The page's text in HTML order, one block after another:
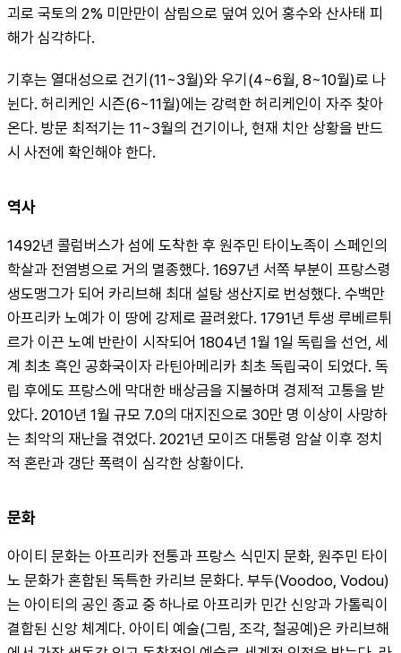
괴로 국토의 2% 미만만이 삼림으로 덮여 있어 홍수와 산사태 피
해가 심각하다.
기후는 열대성으로 건기(11~3월)와 우기(4~6월, 8~10월)로 나
뉜다. 허리케인 시즌(6~11월)에는 강력한 허리케인이 자주 찾아
온다. 방문 최적기는 11~3월의 건기이나, 현재 치안 상황을 반드
시 사전에 확인해야 한다.
역사
1492년 콜럼버스가 섬에 도착한 후 원주민 타이노족이 스페인의
학살과 전염병으로 거의 멸종했다. 1697년 서쪽 부분이 프랑스령
생도맹그가 되어 카리브해 최대 설탕 생산지로 번성했다. 수백만
아프리카 노예가 이 땅에 강제로 끌려왔다. 1791년 투생 루베르튀
르가 이끈 노예 반란이 시작되어 1804년 1월 1일 독립을 선언, 세
계 최초 흑인 공화국이자 라틴아메리카 최초 독립국이 되었다. 독
립 후에도 프랑스에 막대한 배상금을 지불하며 경제적 고통을 받
았다. 2010년 1월 규모 7.0의 대지진으로 30만 명 이상이 사망하
는 최악의 재난을 겪었다. 2021년 모이즈 대통령 암살 이후 정치
적 혼란과 갱단 폭력이 심각한 상황이다.
문화
아이티 문화는 아프리카 전통과 프랑스 식민지 문화, 원주민 타이
노 문화가 혼합된 독특한 카리브 문화다. 부두(Voodoo, Vodou)
는 아이티의 공인 종교 중 하나로 아프리카 민간 신앙과 가톨릭이
결합된 신앙 체계다. 아이티 예술(그림, 조각, 철공예)은 카리브해